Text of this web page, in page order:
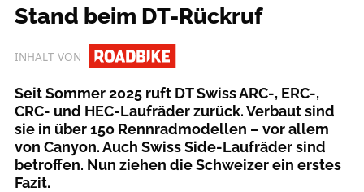
Stand beim DT-Rückruf
INHALT VON
Seit Sommer 2025 ruft DT Swiss ARC-, ERC-,
CRC- und HEC-Laufräder zurück. Verbaut sind
sie in über 150 Rennradmodellen – vor allem
von Canyon. Auch Swiss Side-Laufräder sind
betroffen. Nun ziehen die Schweizer ein erstes
Fazit.